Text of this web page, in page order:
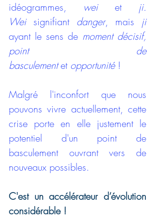
idéogrammes, wei et ji.
Wei signifiant danger, mais ji
ayant le sens de moment décisif,
point de
basculement et opportunité !
Malgré l'inconfort que nous
pouvons vivre actuellement, cette
crise porte en elle justement le
potentiel d'un point de
basculement ouvrant vers de
nouveaux possibles.
C'est un accélérateur d’évolution
considérable !